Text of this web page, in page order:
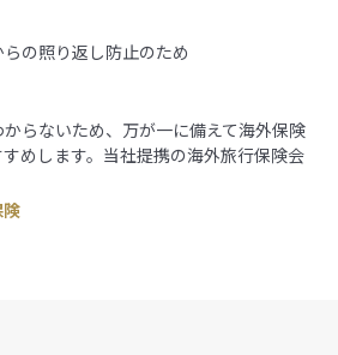
の照り返し防止のため
らないため、万が一に備えて海外保険
めします。当社提携の海外旅行保険会